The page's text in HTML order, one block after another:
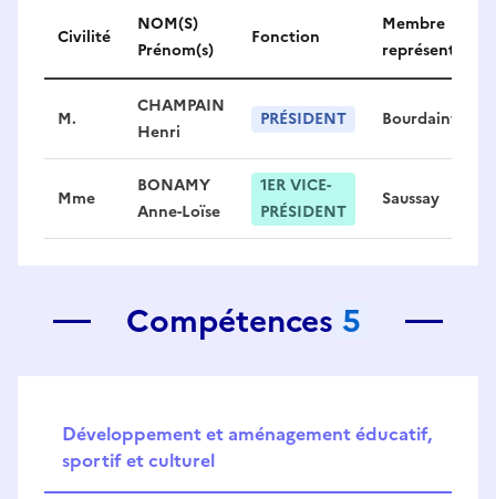
Délégués
Civilité
NOM(S)
Prénom(s)
Fonction
Membre
représenté
M.
CHAMPAIN
Henri
PRÉSIDENT Bourdainville
Mme
BONAMY
Anne-Loïse
1ER VICE-
PRÉSIDENT
Saussay
Compétences 5
Développement et aménagement éducatif,
sportif et culturel